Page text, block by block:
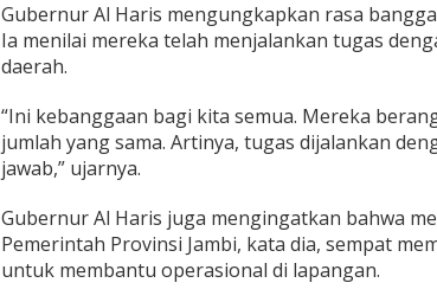
K
J
i
P
a
u
a
,
B
Gubernur Al Haris mengungkapkan rasa
Ia menilai mereka telah menjalankan tugas
daerah.
“Ini kebanggaan bagi kita semua. Mereka
jumlah yang sama. Artinya, tugas dijalankan
jawab,” ujarnya.
Gubernur Al Haris juga mengingatkan bahwa
Pemerintah Provinsi Jambi, kata dia, sempat
untuk membantu operasional di lapangan.